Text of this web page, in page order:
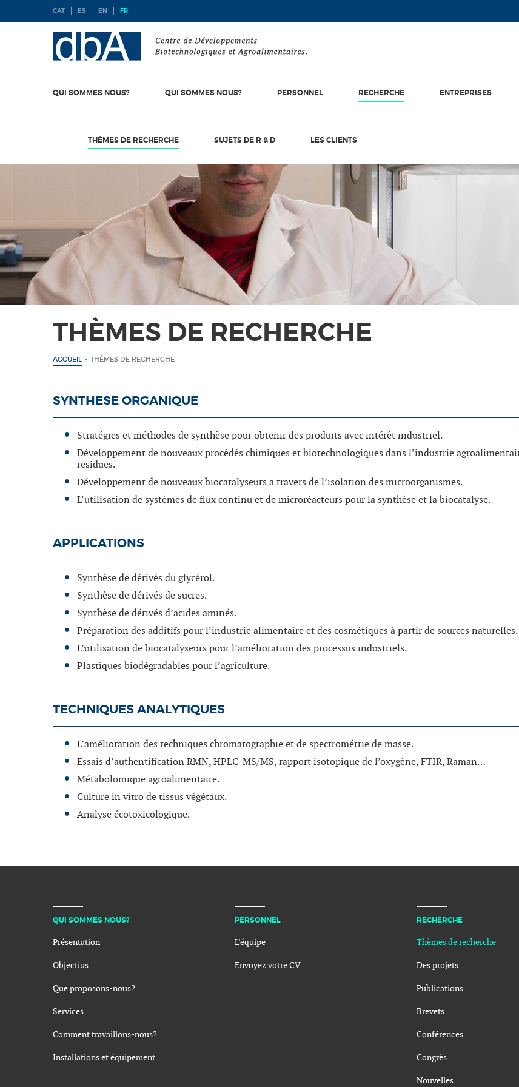
CAT ES EN FR
QUI SOMMES NOUS? QUI SOMMES NOUS? PERSONNEL RECHERCHE ENTREPRISES
THÈMES DE RECHERCHE SUJETS DE R & D LES CLIENTS
THÈMES DE RECHERCHE
ACCUEIL - THÈMES DE RECHERCHE
SYNTHESE ORGANIQUE
Stratégies et méthodes de synthèse pour obtenir des produits avec intérêt industriel.
Développement de nouveaux procédés chimiques et biotechnologiques dans l’industrie
residues.
Développement de nouveaux biocatalyseurs a travers de l’isolation des microorganismes.
L’utilisation de systèmes de flux continu et de microréacteurs pour la synthèse et la biocatalyse.
APPLICATIONS
Synthèse de dérivés du glycérol.
Synthèse de dérivés de sucres.
Synthèse de dérivés d’acides aminés.
Préparation des additifs pour l’industrie alimentaire et des cosmétiques à partir de sources naturelles.
L’utilisation de biocatalyseurs pour l’amélioration des processus industriels.
Plastiques biodégradables pour l’agriculture.
TECHNIQUES ANALYTIQUES
L’amélioration des techniques chromatographie et de spectrométrie de masse.
Essais d’authentification RMN, HPLC-MS/MS, rapport isotopique de l’oxygène, FTIR, Raman…
Métabolomique agroalimentaire.
Culture in vitro de tissus végétaux.
Analyse écotoxicologique.
QUI SOMMES NOUS?
Présentation
Objectius
Que proposons-nous?
Services
Comment travaillons-nous?
Installations et équipement
PERSONNEL
L’équipe
Envoyez votre CV
RECHERCHE
Thèmes de recherche
Des projets
Publications
Brevets
Conférences
Congrès
Nouvelles